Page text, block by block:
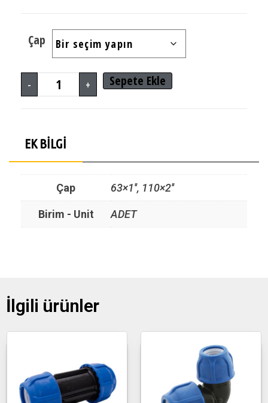
Çap
- + Sepete Ekle
EK BILGI
Çap 63×1'', 110×2''
Birim - Unit ADET
İlgili ürünler